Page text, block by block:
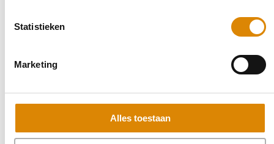
Statistieken
Marketing
Alles toestaan
3236XX WPO